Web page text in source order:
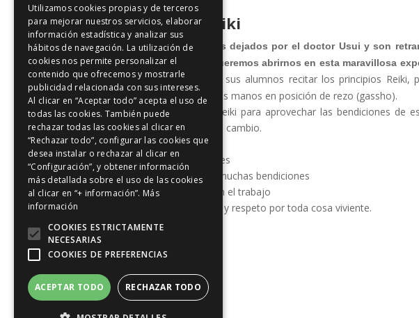
Ayuda en el Insomnio
Principios del Reiki
Estos fueron los principios dejados por el doctor Usui y son
guía para todos los que queremos abrirnos en esta maravillosa
Reiki,Usui recomendaba a sus alumnos recitar los principios
atardecer de cada día, con las manos en posición de rezo (gassho).
No es necesario aprender reiki para aprovechar las bendiciones de
corazón y espíritu abiertos al cambio.
Sólo por hoy, no te enfades
Sólo por hoy, no te preocupes
Sólo por hoy, agradece tus muchas bendiciones
Sólo por hoy, se honrado en el trabajo
Sólo por hoy, muestra amor y respeto por toda cosa viviente.
Utilizamos cookies propias y de terceros
para mejorar nuestros servicios, elaborar
información estadística y analizar sus
hábitos de navegación. La utilización de
cookies nos permite personalizar el
contenido que ofrecemos y mostrarle
publicidad relacionada con sus intereses.
Al clicar en “Aceptar todo” acepta el uso de
todas las cookies. También puede
rechazar todas las cookies al clicar en
“Rechazar todo”, configurar las cookies que
desea instalar o rechazar al clicar en
“Configuración”, y obtener información
más detallada sobre el uso de las cookies
al clicar en “+ información”. Más
información
COOKIES ESTRICTAMENTE
NECESARIAS
COOKIES DE PREFERENCIAS
ACEPTAR TODO RECHAZAR TODO